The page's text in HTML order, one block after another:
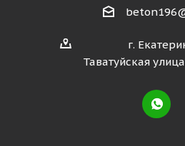
г.
Таватуйская